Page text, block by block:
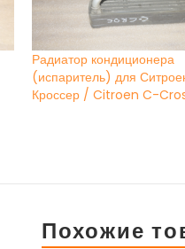
Радиатор кондиционера
(испаритель) для
Кроссер / Citroen C-
Похожие